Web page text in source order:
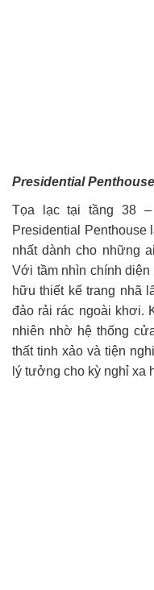
Presidential Penthouse
Tọa lạc tại tầng 38 –
Presidential
nhất dành cho những
Với tầm nhìn chính
hữu thiết kế trang nhã
đảo rải rác ngoài khơi.
nhiên nhờ hệ thống
thất tinh xảo và tiện
lý tưởng cho kỳ nghỉ xa